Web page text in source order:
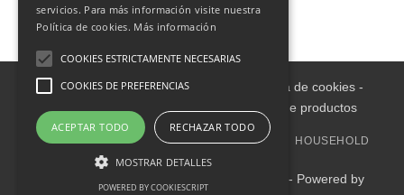
Aviso legal-Política de Privacidad Política de cookies-
Condiciones informativas sobre catálogo de productos
HOME INDOOR OUTDOOR DECORATION
HOUSEHOLD
Copyright 2018-2025 Mueble4you Tenerife - Powered by
servicios. Para más información visite nuestra
Política de cookies. Más información
COOKIES ESTRICTAMENTE NECESARIAS
COOKIES DE PREFERENCIAS
ACEPTAR TODO RECHAZAR TODO
MOSTRAR DETALLES
POWERED BY COOKIESCRIPT